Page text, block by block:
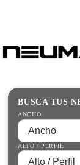
productosInicio
Guías
Tienda
BUSCA TUS
ANCHO
ALTO / PERFIL